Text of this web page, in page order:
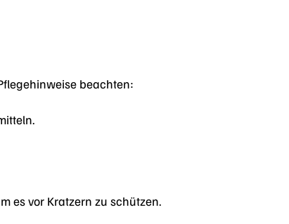
beachten:
es vor Kratzern zu schützen.